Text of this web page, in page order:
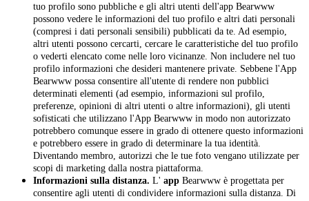
tuo profilo sono pubbliche e gli altri utenti dell'app Bearwww
possono vedere le informazioni del tuo profilo e altri dati personali
(compresi i dati personali sensibili) pubblicati da te. Ad esempio,
altri utenti possono cercarti, cercare le caratteristiche del tuo profilo
o vederti elencato come nelle loro vicinanze. Non includere nel tuo
profilo informazioni che desideri mantenere private. Sebbene l'App
Bearwww possa consentire all'utente di rendere non pubblici
determinati elementi (ad esempio, informazioni sul profilo,
preferenze, opinioni di altri utenti o altre informazioni), gli utenti
sofisticati che utilizzano l'App Bearwww in modo non autorizzato
potrebbero comunque essere in grado di ottenere questo informazioni
e potrebbero essere in grado di determinare la tua identità.
Diventando membro, autorizzi che le tue foto vengano utilizzate per
scopi di marketing dalla nostra piattaforma.
Informazioni sulla distanza. L' app Bearwww è progettata per
consentire agli utenti di condividere informazioni sulla distanza. Di